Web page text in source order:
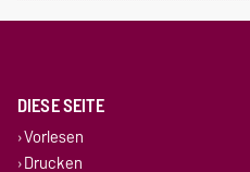
DIESE SEITE
Vorlesen
Drucken